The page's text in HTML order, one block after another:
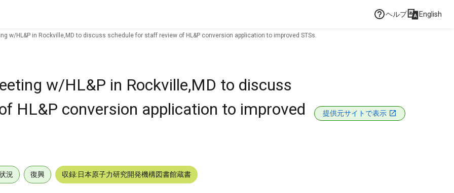
ヘルプ English
w/HL&P in Rockville,MD to discuss schedule for staff review of HL&P conversion application to improved STSs.
w/HL&P in Rockville,MD to discuss
HL&P conversion application to improved
提供元サイトで表示
況 復興 収録:日本原子力研究開発機構図書館蔵書